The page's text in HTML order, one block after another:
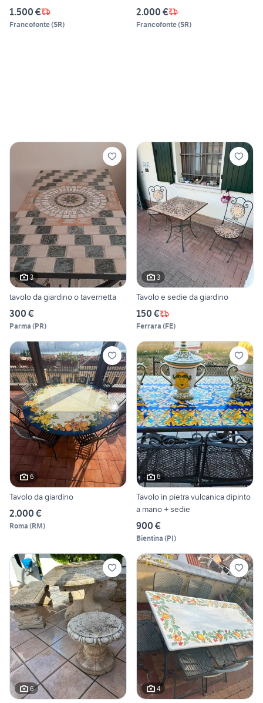
1.500 €
Francofonte(SR)
2.000 €
Francofonte(SR)
3
tavolo da giardino o tavernetta
300 €
Parma (PR)
3
Tavolo e sedie da giardino
150 €
Ferrara (FE)
6
Tavolo da giardino
2.000 €
Roma (RM)
6
Tavolo in pietra vulcanica dipinto
a mano + sedie
900 €
Bientina (PI)
6 4